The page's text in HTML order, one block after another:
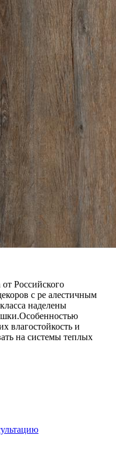
Российского
с ре алестичным
наделены
влагостойкость и
на системы теплых